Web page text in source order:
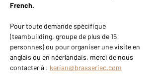
French.
Pour toute demande spécifique
(teambuilding, groupe de plus de 15
personnes) ou pour organiser une visite en
anglais ou en néerlandais, merci de nous
contacter à : kerian@brasseriec.com